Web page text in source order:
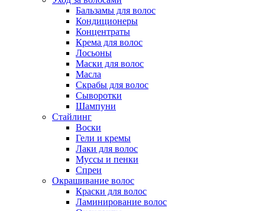
Бальзамы для волос
Кондиционеры
Концентраты
Крема для волос
Лосьоны
Маски для волос
Масла
Скрабы для волос
Сыворотки
Шампуни
Стайлинг
Воски
Гели и кремы
Лаки для волос
Муссы и пенки
Спреи
Окрашивание волос
Краски для волос
Ламинирование волос